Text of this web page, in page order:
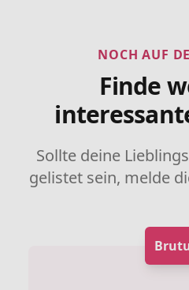
NOCH AUF
Finde
Sollte deine
gelistet sein, melde